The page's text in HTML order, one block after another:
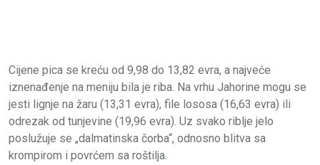
Cijene pica se kreću od 9,98 do 13,82 evra, a najveće
iznenađenje na meniju bila je riba. Na vrhu Jahorine mogu se
jesti lignje na žaru (13,31 evra), file lososa (16,63 evra) ili
odrezak od tunjevine (19,96 evra). Uz svako riblje jelo
poslužuje se „dalmatinska čorba“, odnosno blitva sa
krompirom i povrćem sa roštilja.